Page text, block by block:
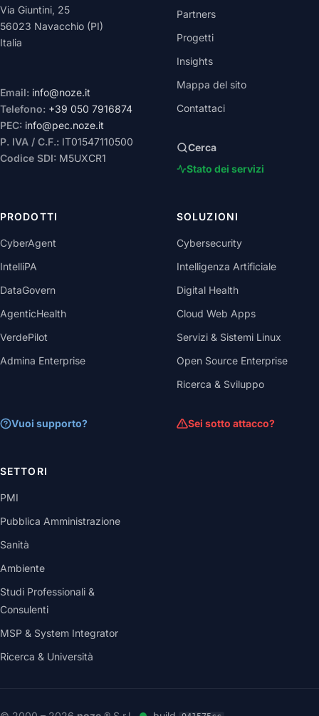
Via Giuntini, 25
56023 Navacchio (PI)
Italia
Email: info@noze.it
Telefono: +39 050 7916874
PEC: info@pec.noze.it
P. IVA / C.F.: IT01547110500
Codice SDI: M5UXCR1
Partners
Progetti
Insights
Mappa del sito
Contattaci
Cerca
Stato dei servizi
PRODOTTI
CyberAgent
IntelliPA
DataGovern
AgenticHealth
VerdePilot
Admina Enterprise
Vuoi supporto?
SOLUZIONI
Cybersecurity
Intelligenza Artificiale
Digital Health
Cloud Web Apps
Servizi & Sistemi Linux
Open Source Enterprise
Ricerca & Sviluppo
Sei sotto attacco?
SETTORI
PMI
Pubblica Amministrazione
Sanità
Ambiente
Studi Professionali &
Consulenti
MSP & System Integrator
Ricerca & Università